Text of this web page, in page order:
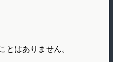
とはありません。